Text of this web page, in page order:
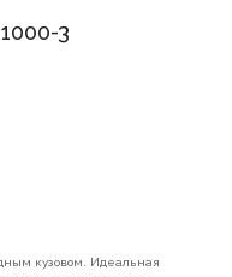
3
кузовом. Идеальная